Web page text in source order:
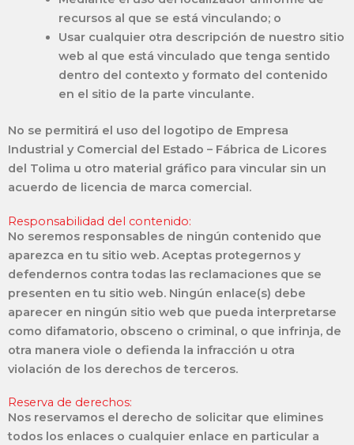
recursos al que se está vinculando; o
Usar cualquier otra descripción de nuestro sitio
web al que está vinculado que tenga sentido
dentro del contexto y formato del contenido
en el sitio de la parte vinculante.
No se permitirá el uso del logotipo de Empresa
Industrial y Comercial del Estado – Fábrica de Licores
del Tolima u otro material gráfico para vincular sin un
acuerdo de licencia de marca comercial.
Responsabilidad del contenido:
No seremos responsables de ningún contenido que
aparezca en tu sitio web. Aceptas protegernos y
defendernos contra todas las reclamaciones que se
presenten en tu sitio web. Ningún enlace(s) debe
aparecer en ningún sitio web que pueda interpretarse
como difamatorio, obsceno o criminal, o que infrinja, de
otra manera viole o defienda la infracción u otra
violación de los derechos de terceros.
Reserva de derechos:
Nos reservamos el derecho de solicitar que elimines
todos los enlaces o cualquier enlace en particular a